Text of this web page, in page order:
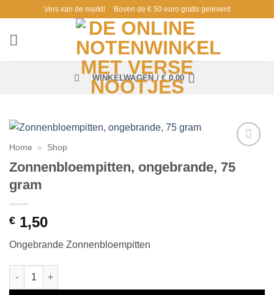
inhoud
Vers van de markt! Boven de € 50 euro gratis geleverd
WINKELWAGEN /€ 0,00
aan
Home » Shop
Zonnenbloempitten, ongebrande, 75
gram
€ 1,50
Ongebrande Zonnenbloempitten
Zonnenbloempitten, ongebrande, 75 gram aantal